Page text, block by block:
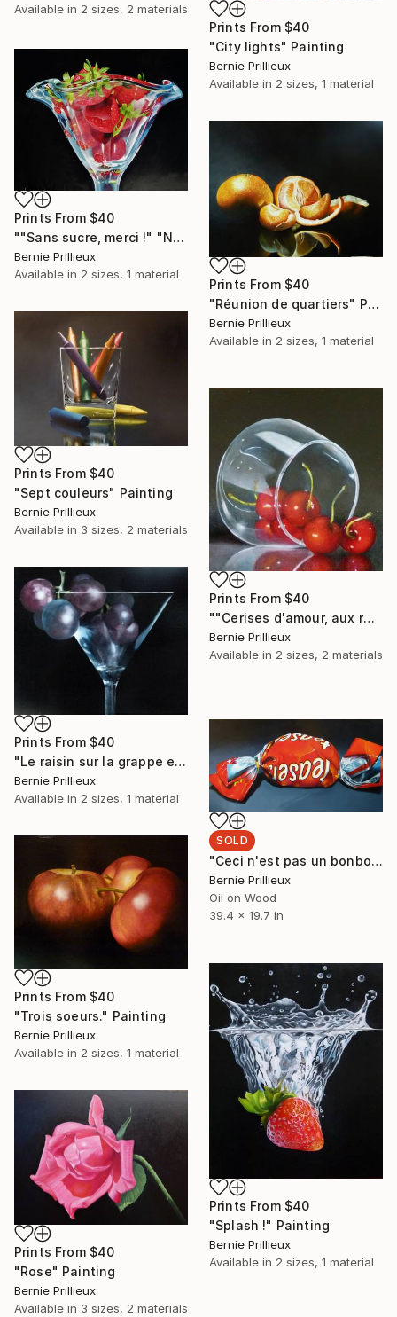
Available in 2 sizes, 2 materials
Prints From $40
"City lights" Painting
Bernie Prillieux
Available in 2 sizes, 1 material
Prints From $40
""Sans sucre, merci !" "No sugar, thank's !"" Painting
Bernie Prillieux
Available in 2 sizes, 1 material
Prints From $40
"Réunion de quartiers" Painting
Bernie Prillieux
Available in 2 sizes, 1 material
Prints From $40
"Sept couleurs" Painting
Bernie Prillieux
Available in 3 sizes, 2 materials
Prints From $40
""Cerises d'amour, aux robes pareilles" "Cherries of love, in similar dresses"" Painting
Bernie Prillieux
Available in 2 sizes, 2 materials
Prints From $40
"Le raisin sur la grappe est doux comme les doigts d'une jeune fille (Pouchkine )"The grapes on her bunch are as sweet as a girl's fingers (Pouchkine)" Painting
Bernie Prillieux
Available in 2 sizes, 1 material
SOLD
"Ceci n'est pas un bonbon !" Painting
Bernie Prillieux
Oil on Wood
39.4 x 19.7 in
Prints From $40
"Trois soeurs." Painting
Bernie Prillieux
Available in 2 sizes, 1 material
Prints From $40
"Splash !" Painting
Bernie Prillieux
Available in 2 sizes, 1 material
Prints From $40
"Rose" Painting
Bernie Prillieux
Available in 3 sizes, 2 materials